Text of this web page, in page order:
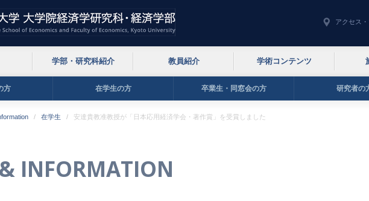
アクセス
学部・研究科紹介 教員紹介 学術コンテンツ
方 在学生の方 卒業生・同窓会の方 研究者の
在学生 安達貴教准教授が「日本応用経済学会・著作賞」を受賞しました
INFORMATION